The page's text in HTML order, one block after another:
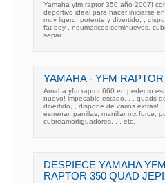
Yamaha yfm raptor 350 año 2007!
deportivo ideal para hacer iniciarse
muy ligero, potente y divertido, ,
fat boy , neumaticos seminuevos,
separ
YAMAHA - YFM
Amaha yfm raptor 660 en perfecto
nuevo! impecable estado. . . quads
divertido, , dispone de varios extras!.
estrenar, parrillas, manillar mx force,
cubreamortiguadores, , , etc.
DESPIECE YAMAHA
RAPTOR 350 QUAD